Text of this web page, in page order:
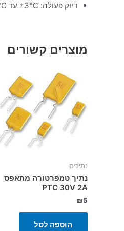
דיוק פעולה: ±3°C עד ±5°C
מוצרים קשורים
נתיכים
נתיך טמפרטורה מתאפס
PTC 30V 2A
₪5
הוספה לסל